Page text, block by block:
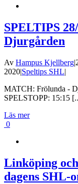
SPELTIPS
Djurgården
Av Hampus Kjellberg|
2020|Speltips SHL|
MATCH: Frölunda -
SPELSTOPP: 15:15
Läs mer
0
Linköping
dagens SHL-